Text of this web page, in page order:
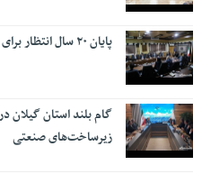
پایان ۲۰ سال انتظار برای رینگ دور شهر رشت
گام بلند استان گیلان
زیرساخت‌های صنعتی